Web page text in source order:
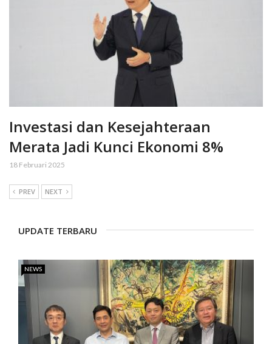
Investasi dan Kesejahteraan
Merata Jadi Kunci Ekonomi 8%
18 Februari 2025
PREV NEXT
UPDATE TERBARU
NEWS